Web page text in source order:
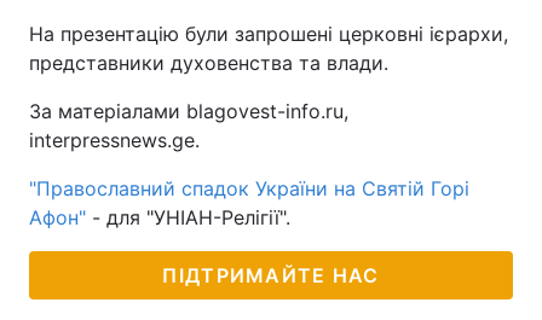
На презентацію були запрошені церковні ієрархи,
представники духовенства та влади.
За матеріалами blagovest-info.ru,
interpressnews.ge.
"Православний спадок України на Святій Горі
Афон" - для "УНІАН-Релігії".
ПІДТРИМАЙТЕ НАС